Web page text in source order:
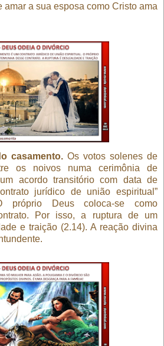
amar a sua esposa como Cristo ama
casamento. Os votos solenes de
os noivos numa cerimônia de
acordo transitório com data de
jurídico de união espiritual”
próprio Deus coloca-se como
Por isso, a ruptura de um
e traição (2.14). A reação divina